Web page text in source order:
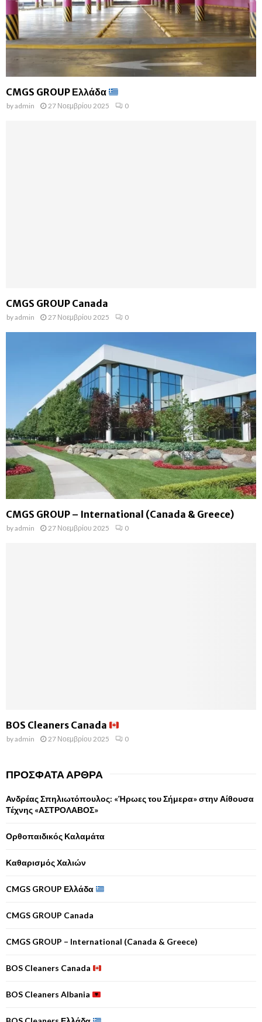
CMGS GROUP Ελλάδα
byadmin 27 Νοεμβρίου 2025 0
CMGS GROUP Canada
byadmin 27 Νοεμβρίου 2025 0
CMGS GROUP – International (Canada & Greece)
byadmin 27 Νοεμβρίου 2025 0
BOS Cleaners Canada
byadmin 27 Νοεμβρίου 2025 0
ΠΡΌΣΦΑΤΑ ΆΡΘΡΑ
Ανδρέας Σπηλιωτόπουλος: «Ήρωες του Σήμερα» στην Αίθουσα
Τέχνης «ΑΣΤΡΟΛΑΒΟΣ»
Ορθοπαιδικός Καλαμάτα
Καθαρισμός Χαλιών
CMGS GROUP Ελλάδα
CMGS GROUP Canada
CMGS GROUP – International (Canada & Greece)
BOS Cleaners Canada
BOS Cleaners Albania